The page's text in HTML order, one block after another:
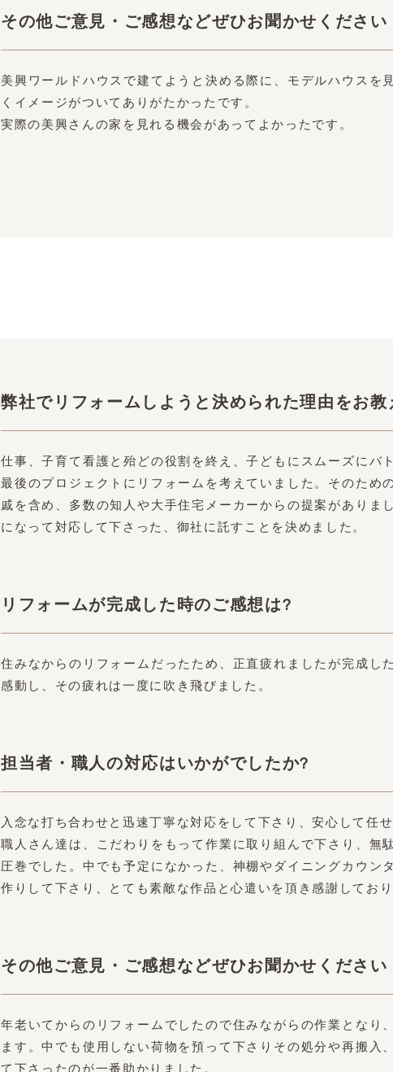
その他ご意見・ご感想などぜひお聞かせください
美興ワールドハウスで建てようと決める際に、モデルハウスを
くイメージがついてありがたかったです。
実際の美興さんの家を見れる機会があってよかったです。
弊社でリフォームしようと決められた理由をお教
仕事、子育て看護と殆どの役割を終え、子どもにスムーズにバ
最後のプロジェクトにリフォームを考えていました。そのため
戚を含め、多数の知人や大手住宅メーカーからの提案がありま
になって対応して下さった、御社に託すことを決めました。
リフォームが完成した時のご感想は?
住みなからのリフォームだったため、正直疲れましたが完成し
感動し、その疲れは一度に吹き飛びました。
担当者・職人の対応はいかがでしたか?
入念な打ち合わせと迅速丁寧な対応をして下さり、安心して任せ
職人さん達は、こだわりをもって作業に取り組んで下さり、無
圧巻でした。中でも予定になかった、神棚やダイニングカウン
作りして下さり、とても素敵な作品と心遣いを頂き感謝しており
その他ご意見・ご感想などぜひお聞かせください
年老いてからのリフォームでしたので住みながらの作業となり
ます。中でも使用しない荷物を預って下さりその処分や再搬入
て下さったのが一番助かりました。